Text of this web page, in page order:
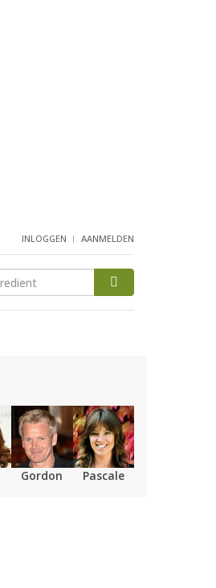
INLOGGEN AANMELDEN
Gordon Pascale